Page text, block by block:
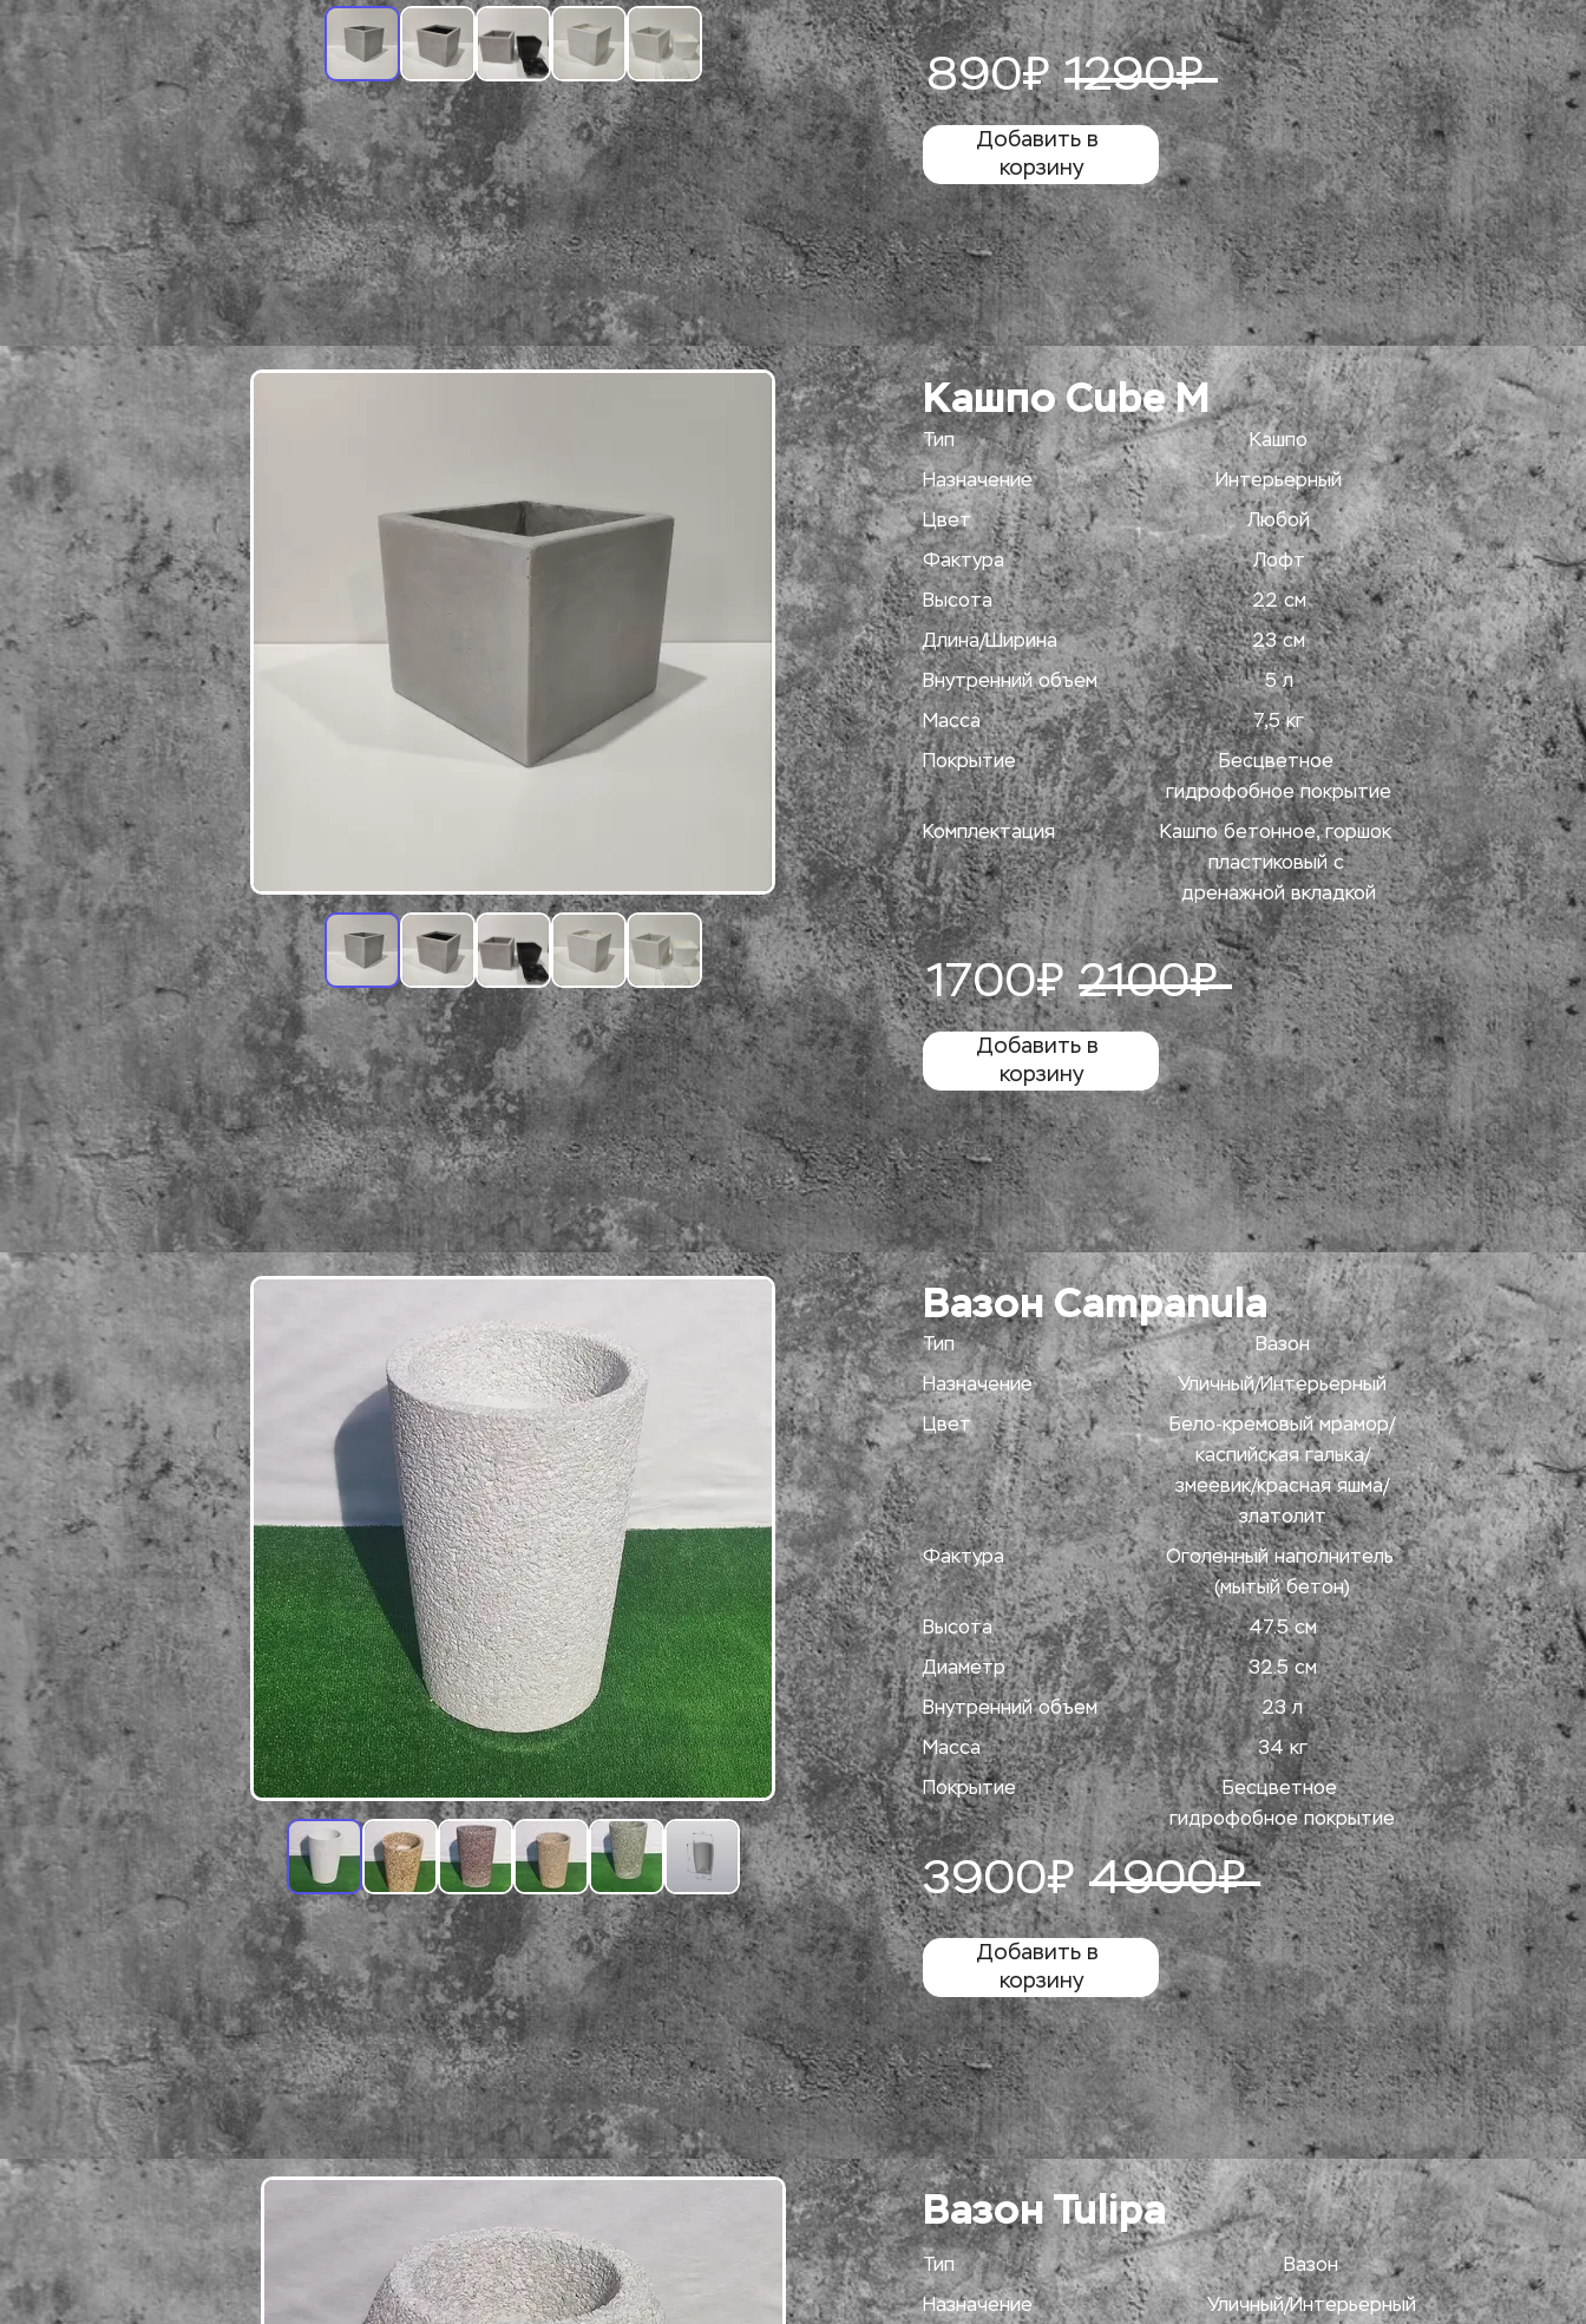
890₽ 1290₽
Добавить в
корзину
1700₽ 2100₽
Кашпо Cube M
Тип Кашпо
Назначение Интерьерный
Цвет Любой
Фактура Лофт
Высота 22 см
Длина/Ширина 23 см
Внутренний объем 5 л
Масса 7,5 кг
Покрытие
Бесцветное
гидрофобное покрытие
Комплектация
Кашпо бетонное, горшок
пластиковый с
дренажной вкладкой
Добавить в
корзину
3900₽ 4900₽
Вазон Campanula
Тип Вазон
Назначение Уличный/Интерьерный
Цвет
Бело-кремовый мрамор/
каспийская галька/
змеевик/красная яшма/
златолит
Фактура
Оголенный наполнитель
(мытый бетон)
Высота 47.5 см
Диаметр 32.5 см
Внутренний объем 23 л
Масса 34 кг
Покрытие
Бесцветное
гидрофобное покрытие
Добавить в
корзину
Вазон Tulipa
Тип Вазон
Назначение Уличный/Интерьерный